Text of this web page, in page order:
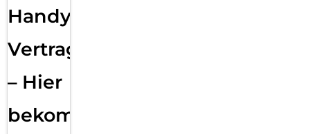
Handy
Vertragsabwicklung
– Hier
bekommst